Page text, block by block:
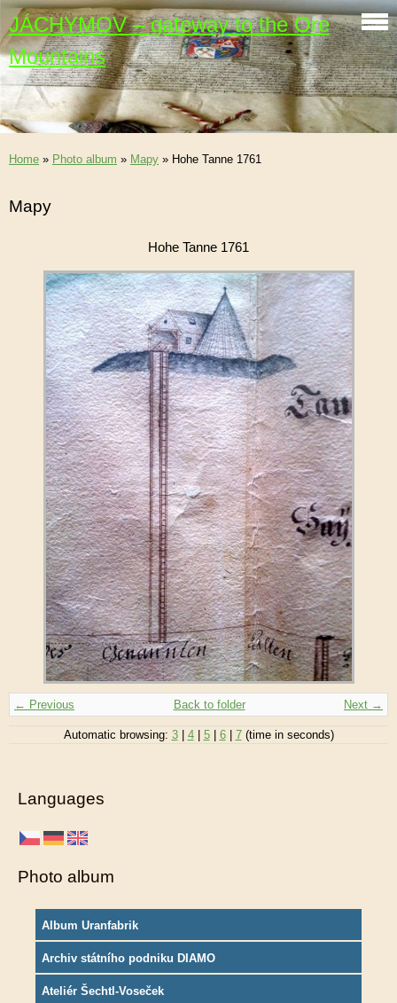
JÁCHYMOV – gateway to the Ore
Mountains
Home » Photo album » Mapy » Hohe Tanne 1761
Mapy
Hohe Tanne 1761
← Previous Next →
Back to folder
Automatic browsing: 3| 4| 5| 6| 7(time in seconds)
Languages
Photo album
Album Uranfabrik
Archiv státního podniku DIAMO
Ateliér Šechtl-Voseček